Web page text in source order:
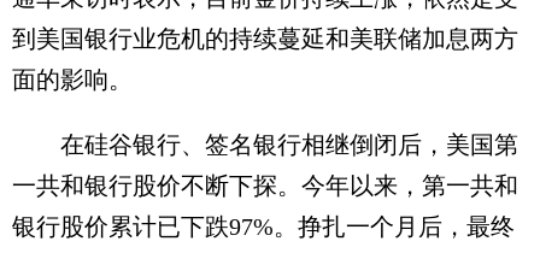
到美国银行业危机的持续蔓延和美联储加息两方
面的影响。
在硅谷银行、签名银行相继倒闭后，美国第
一共和银行股价不断下探。今年以来，第一共和
银行股价累计已下跌97%。挣扎一个月后，最终